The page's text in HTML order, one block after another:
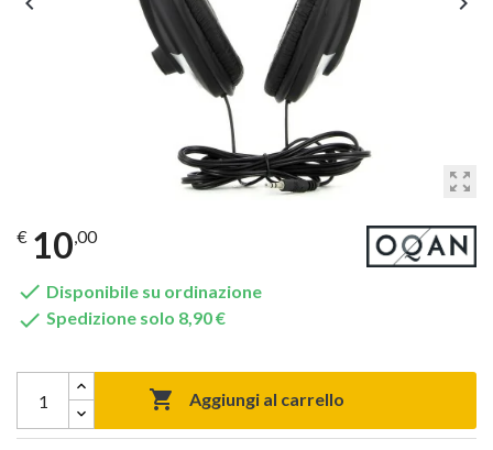
zoom_out_map
€ 10,00
 Disponibile su ordinazione
 Spedizione solo 8,90 €
 Aggiungi al carrello